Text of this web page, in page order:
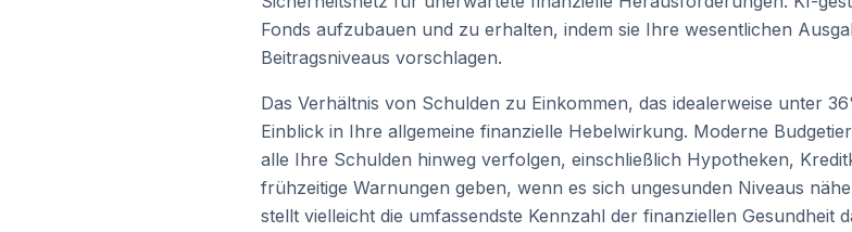
Fonds aufzubauen und zu erhalten, indem sie Ihre wesentlichen
Beitragsniveaus vorschlagen.
Das Verhältnis von Schulden zu Einkommen, das idealerweise unter
Einblick in Ihre allgemeine finanzielle Hebelwirkung. Moderne
alle Ihre Schulden hinweg verfolgen, einschließlich Hypotheken,
frühzeitige Warnungen geben, wenn es sich ungesunden Niveaus
stellt vielleicht die umfassendste Kennzahl der finanziellen Gesundheit